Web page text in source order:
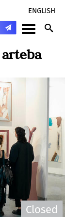
ENGLISH
arteba
Closed